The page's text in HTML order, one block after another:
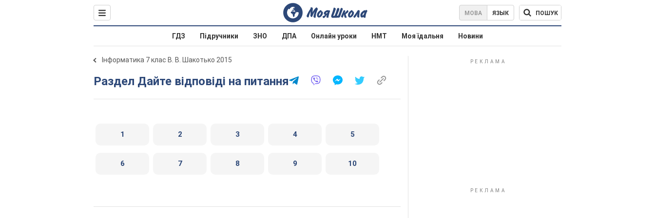
МОВА ЯЗЫК ПОШУК
ГДЗ Підручники ЗНО ДПА Онлайн уроки НМТ Моя їдальня Новини
Інформатика 7 клас В. В. Шакотько 2015
Раздел Дайте відповіді на питання
1 2 3 4 5
6 7 8 9 10